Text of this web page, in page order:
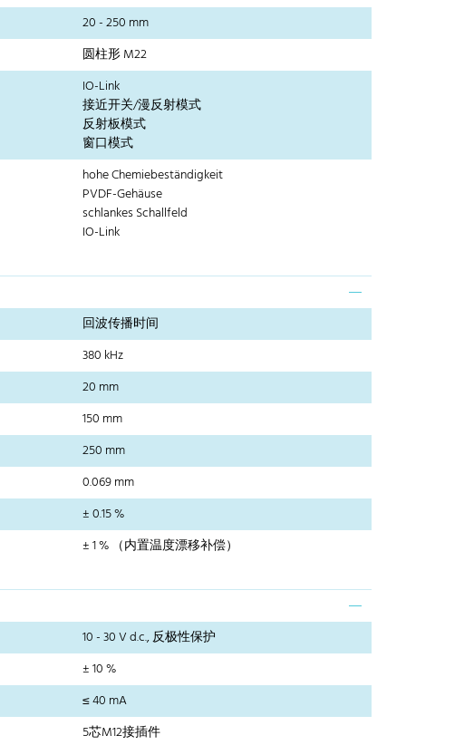
20 - 250 mm
圆柱形 M22
IO-Link
接近开关/漫反射模式
反射板模式
窗口模式
hohe Chemiebeständigkeit
PVDF-Gehäuse
schlankes Schallfeld
IO-Link
回波传播时间
380 kHz
20 mm
150 mm
250 mm
0.069 mm
± 0.15 %
± 1 % （内置温度漂移补偿）
10 - 30 V d.c., 反极性保护
± 10 %
≤ 40 mA
5芯M12接插件